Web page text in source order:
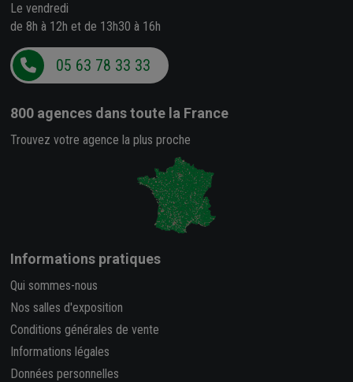
Le vendredi
de 8h à 12h et de 13h30 à 16h
05 63 78 33 33
800 agences dans toute la France
Trouvez votre agence la plus proche
Informations pratiques
Qui sommes-nous
Nos salles d'exposition
Conditions générales de vente
Informations légales
Données personnelles